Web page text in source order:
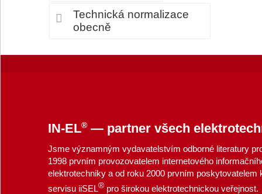
Technická normalizace
obecně
IN-EL®— partner všech
Jsme významným vydavatelstvím odborné literatury
1998 prvním provozovatelem internetového
elektrotechniky a od roku 2000 prvním poskytovatelem
servisu iiSEL®pro širokou elektrotechnickou veřejnost.